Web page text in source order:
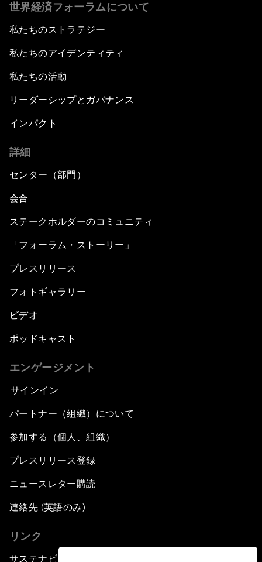
世界経済フォーラムについて
私たちのストラテジー
私たちのアイデンティティ
私たちの活動
リーダーシップとガバナンス
インパクト
詳細
センター（部門）
会合
ステークホルダーのコミュニティ
「フォーラム・ストーリー」
プレスリリース
フォトギャラリー
ビデオ
ポッドキャスト
エンゲージメント
サインイン
パートナー（組織）について
参加する（個人、組織）
プレスリリース登録
ニュースレター購読
連絡先 (英語のみ)
リンク
サステナビリティへの取り組み